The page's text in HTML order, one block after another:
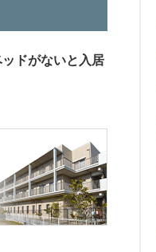
ドがないと入居